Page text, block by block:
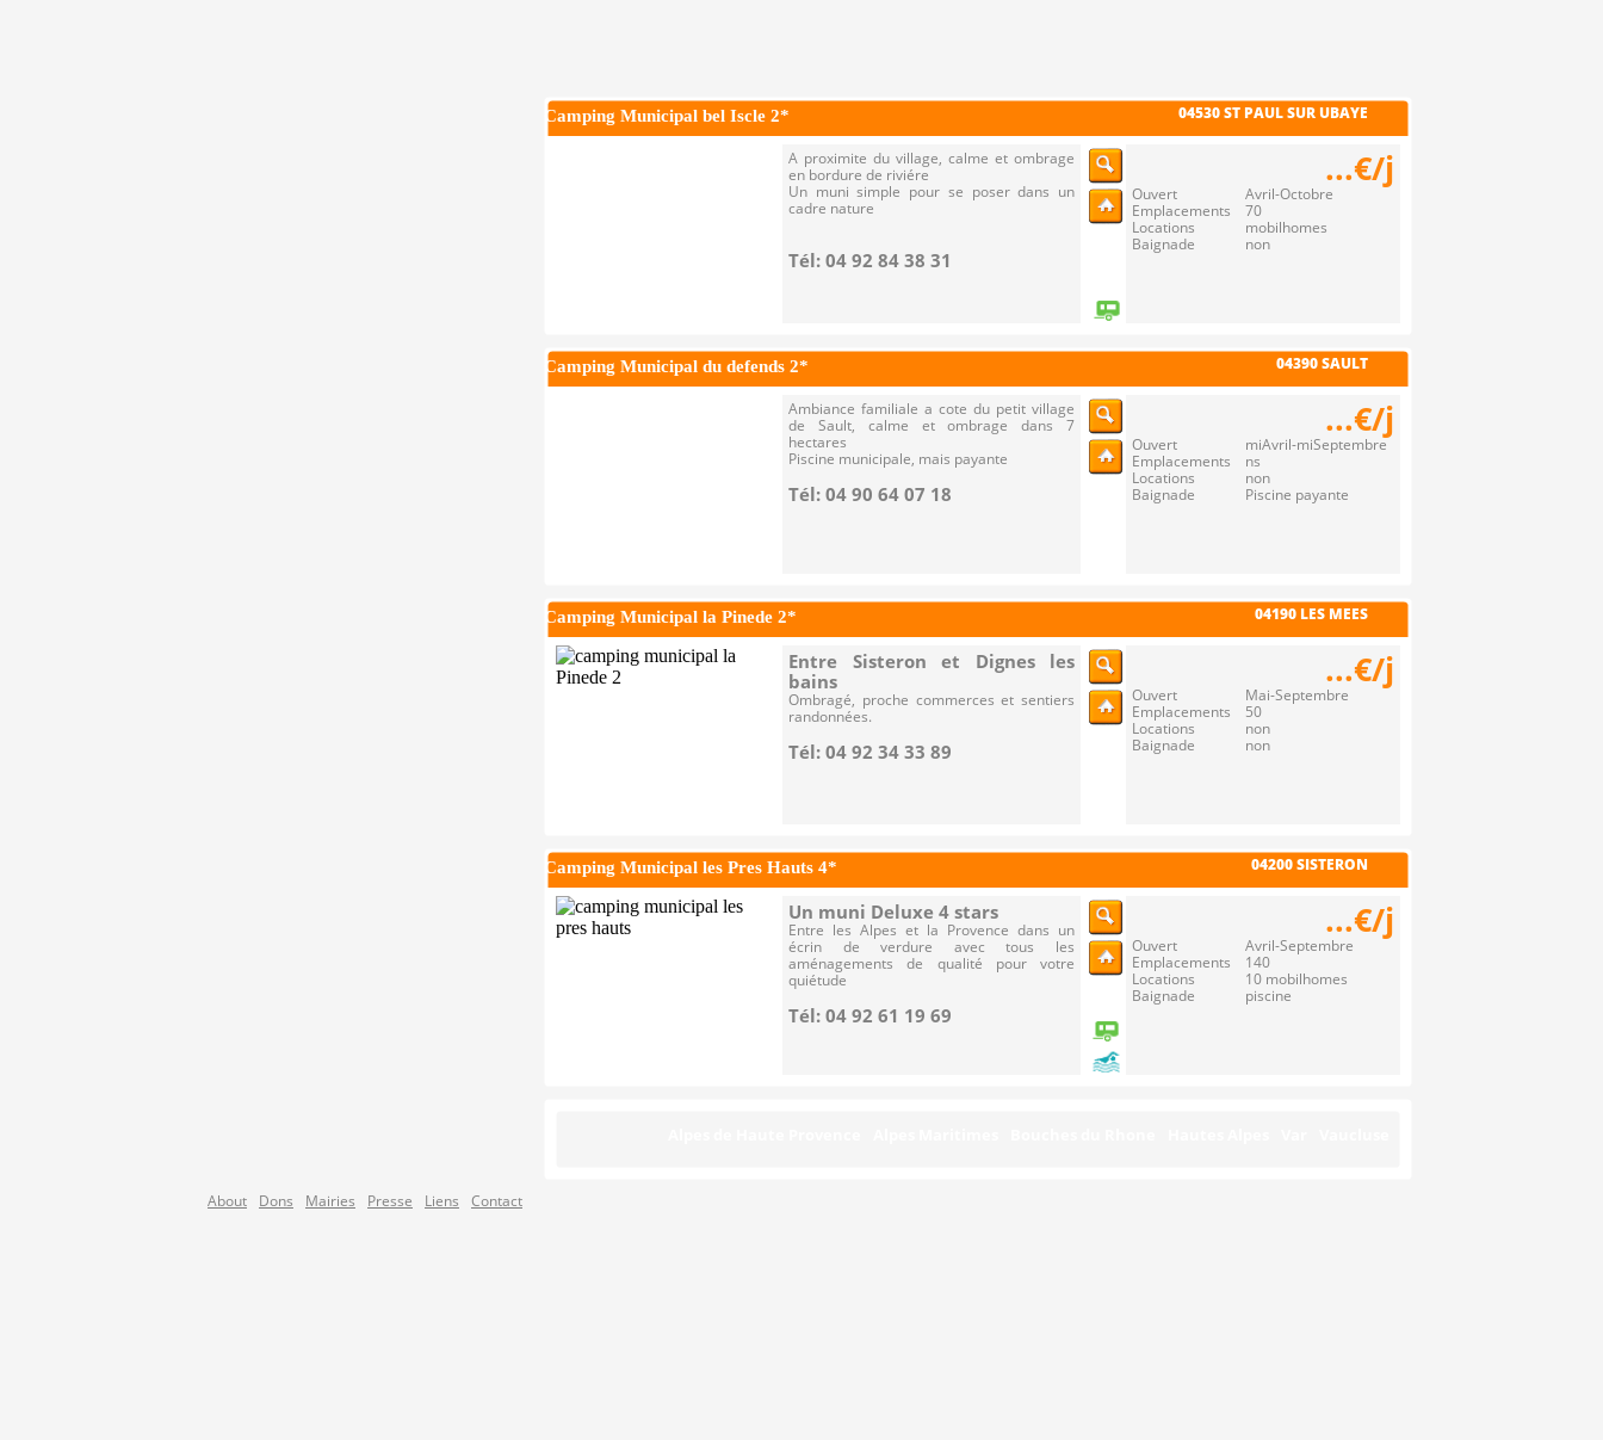
A proximite du village, calme et ombrage
en bordure de riviére
Un muni simple pour se poser dans un
cadre nature
Tél: 04 92 84 38 31
Camping Municipal bel Iscle 2*
...€/j
Ouvert Avril-Octobre
Emplacements 70
Locations mobilhomes
Baignade non
04530 ST PAUL SUR UBAYE
Ambiance familiale a cote du petit village
de Sault, calme et ombrage dans 7
hectares
Piscine municipale, mais payante
Tél: 04 90 64 07 18
Camping Municipal du defends 2*
...€/j
Ouvert miAvril-miSeptembre
Emplacements ns
Locations non
Baignade Piscine payante
04390 SAULT
Entre Sisteron et Dignes les
bains
Ombragé, proche commerces et sentiers
randonnées.
Tél: 04 92 34 33 89
Camping Municipal la Pinede 2*
...€/j
Ouvert Mai-Septembre
Emplacements 50
Locations non
Baignade non
04190 LES MEES
Un muni Deluxe 4 stars
Entre les Alpes et la Provence dans un
écrin de verdure avec tous les
aménagements de qualité pour votre
quiétude
Tél: 04 92 61 19 69
Camping Municipal les Pres Hauts 4*
...€/j
Ouvert Avril-Septembre
Emplacements 140
Locations 10 mobilhomes
Baignade piscine
04200 SISTERON
About Dons Mairies Presse Liens Contact